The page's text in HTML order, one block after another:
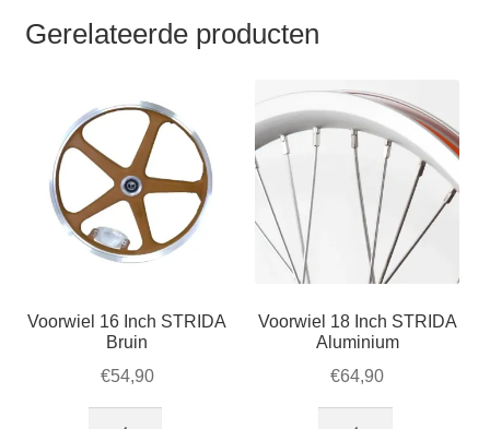
Gerelateerde producten
Voorwiel 16 Inch STRIDA
Bruin
€54,90
Voorwiel 18 Inch STRIDA
Aluminium
€64,90